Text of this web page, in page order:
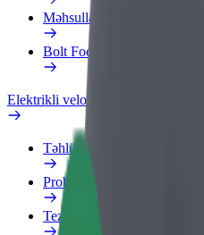
Məhsullar
Bolt Food for Business
Elektrikli velosipedlər
Təhlükəsizlik Laboratoriyası
Problemi bildir
Tez-tez verilən suallar